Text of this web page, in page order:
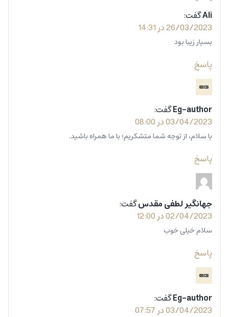
Aliگفت:
26/03/2023 در 14:31
بسیار زیبا بود
پاسخ
Eg-authorگفت:
03/04/2023 در 08:00
با سلام، از توجه شما متشکریم؛ با ما همراه باشید.
پاسخ
جهانگیر لطفی مقدسگفت:
02/04/2023 در 12:00
سلام خیلی خوب
پاسخ
Eg-authorگفت:
03/04/2023 در 07:57